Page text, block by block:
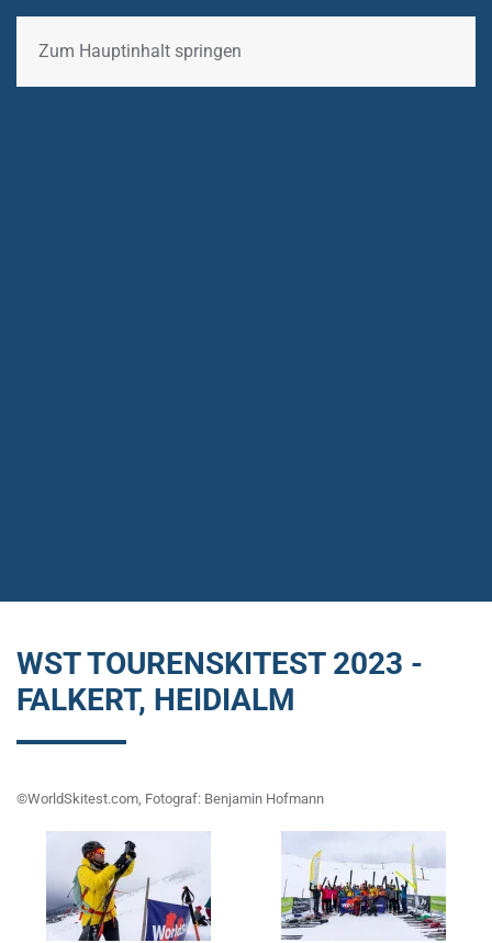
Zum Hauptinhalt springen
WST TOURENSKITEST 2023 -
FALKERT, HEIDIALM
©WorldSkitest.com, Fotograf: Benjamin Hofmann